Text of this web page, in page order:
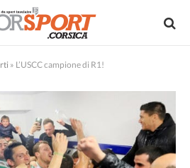
» L’USCC campione di R1!